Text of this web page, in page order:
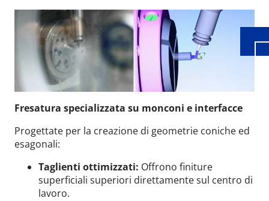
Fresatura specializzata su monconi e interfacce
Progettate per la creazione di geometrie coniche ed
esagonali:
Taglienti ottimizzati: Offrono finiture
superficiali superiori direttamente sul centro di
lavoro.